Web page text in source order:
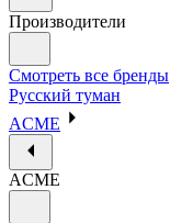
Производители
Смотреть все бренды
Русский туман
ACME
ACME